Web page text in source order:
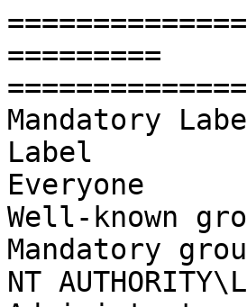
=========
Mandatory
Label
Everyone
Well-known
Mandatory
NT